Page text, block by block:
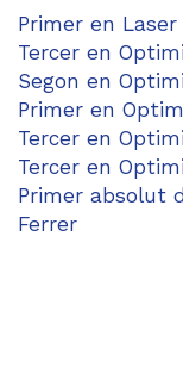
Primer en
Tercer en
Segon en
Primer en
Tercer en
Tercer en
Primer absolut
Ferrer